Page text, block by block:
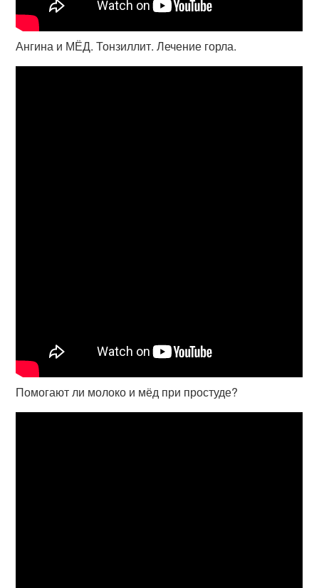
Ангина и МЁД. Тонзиллит. Лечение горла.
Помогают ли молоко и мёд при простуде?